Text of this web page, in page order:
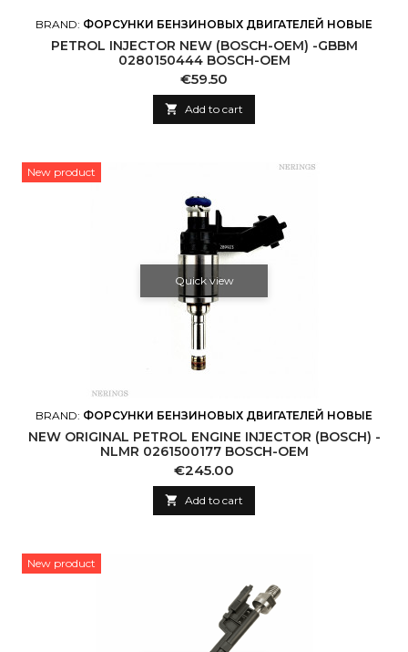
BRAND: ФОРСУНКИ БЕНЗИНОВЫХ ДВИГАТЕЛЕЙ НОВЫЕ
PETROL INJECTOR NEW (BOSCH-OEM) -GBBM
0280150444 BOSCH-OEM
Price
€59.50
 Add to cart
New product
Quick view
BRAND: ФОРСУНКИ БЕНЗИНОВЫХ ДВИГАТЕЛЕЙ НОВЫЕ
NEW ORIGINAL PETROL ENGINE INJECTOR (BOSCH) -
NLMR 0261500177 BOSCH-OEM
Price
€245.00
 Add to cart
New product